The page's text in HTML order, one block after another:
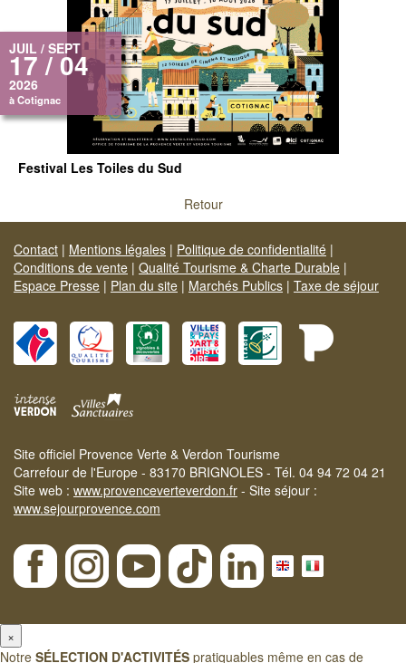
JUIL / SEPT
17 / 04
2026
à Cotignac
Festival Les Toiles du Sud
Retour
Contact | Mentions légales | Politique de confidentialité |
Conditions de vente | Qualité Tourisme & Charte Durable |
Espace Presse | Plan du site | Marchés Publics | Taxe de séjour
Site officiel Provence Verte & Verdon Tourisme
Carrefour de l'Europe - 83170 BRIGNOLES - Tél. 04 94 72 04 21
Site web : www.provenceverteverdon.fr - Site séjour :
www.sejourprovence.com
×
Notre SÉLECTION D'ACTIVITÉS pratiquables même en cas de